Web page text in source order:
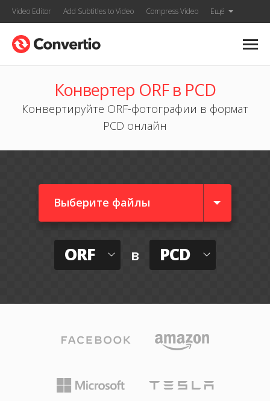
Video Editor Add Subtitles to Video Compress Video Ещё
Конвертер ORF в PCD
Конвертируйте ORF-фотографии в формат
PCD онлайн
Выберите файлы
ORF в PCD